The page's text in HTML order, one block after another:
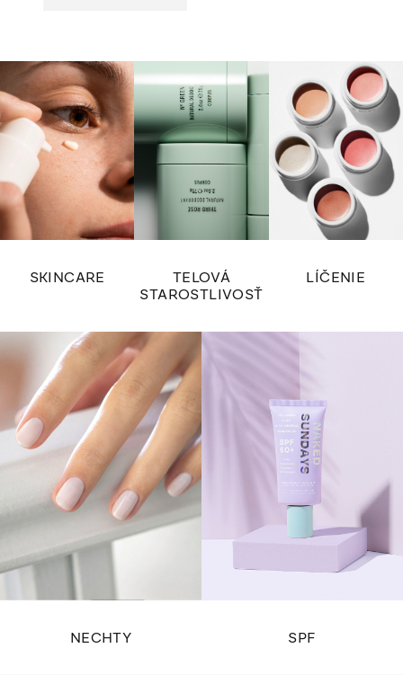
SKINCARE
TELOVÁ
STAROSTLIVOSŤ
LÍČENIE
NECHTY SPF